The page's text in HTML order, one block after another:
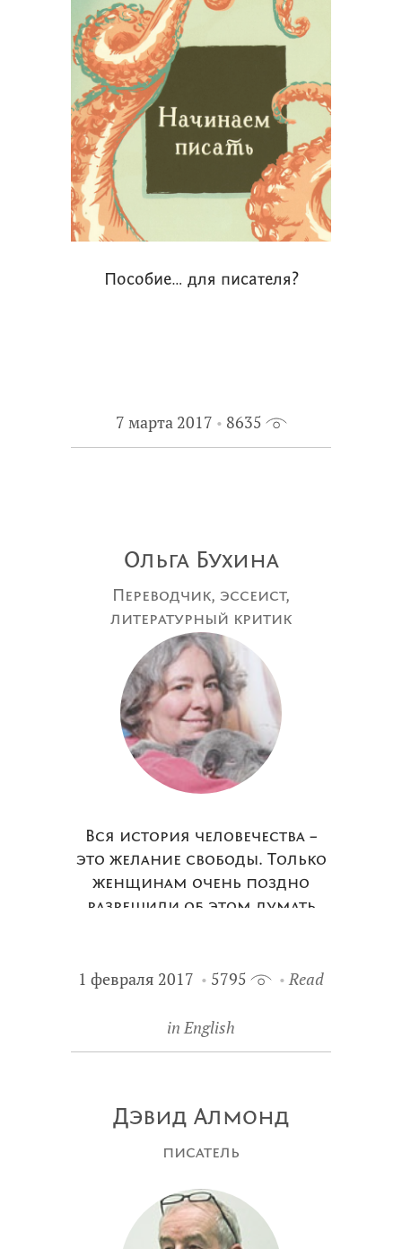
Пособие… для писателя?
7 марта 2017 8635
Ольга Бухина
Переводчик, эссеист,
литературный критик
Вся история человечества –
это желание свободы. Только
женщинам очень поздно
разрешили об этом думать
1 февраля 2017 5795 Read
in English
Дэвид Алмонд
писатель